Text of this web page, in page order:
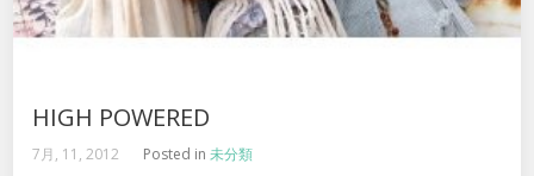
HIGH POWERED
7月, 11, 2012 Posted in未分類